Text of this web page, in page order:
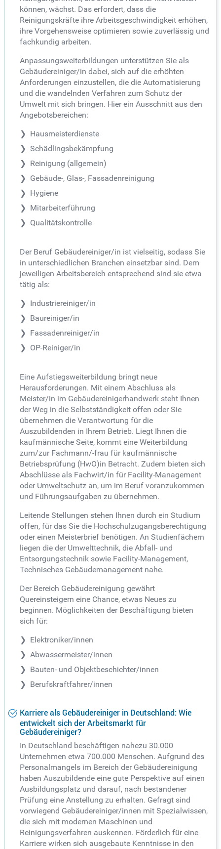
können, wächst. Das erfordert, dass die
Reinigungskräfte ihre Arbeitsgeschwindigkeit erhöhen,
ihre Vorgehensweise optimieren sowie zuverlässig und
fachkundig arbeiten.
Anpassungsweiterbildungen unterstützen Sie als
Gebäudereiniger/in dabei, sich auf die erhöhten
Anforderungen einzustellen, die die Automatisierung
und die wandelnden Verfahren zum Schutz der
Umwelt mit sich bringen. Hier ein Ausschnitt aus den
Angebotsbereichen:
Hausmeisterdienste
Schädlingsbekämpfung
Reinigung (allgemein)
Gebäude-, Glas-, Fassadenreinigung
Hygiene
Mitarbeiterführung
Qualitätskontrolle
Der Beruf Gebäudereiniger/in ist vielseitig, sodass Sie
in unterschiedlichen Branchen einsetzbar sind. Dem
jeweiligen Arbeitsbereich entsprechend sind sie etwa
tätig als:
Industriereiniger/in
Baureiniger/in
Fassadenreiniger/in
OP-Reiniger/in
Eine Aufstiegsweiterbildung bringt neue
Herausforderungen. Mit einem Abschluss als
Meister/in im Gebäudereinigerhandwerk steht Ihnen
der Weg in die Selbstständigkeit offen oder Sie
übernehmen die Verantwortung für die
Auszubildenden in Ihrem Betrieb. Liegt Ihnen die
kaufmännische Seite, kommt eine Weiterbildung
zum/zur Fachmann/-frau für kaufmännische
Betriebsprüfung (HwO)in Betracht. Zudem bieten sich
Abschlüsse als Fachwirt/in für Facility-Management
oder Umweltschutz an, um im Beruf voranzukommen
und Führungsaufgaben zu übernehmen.
Leitende Stellungen stehen Ihnen durch ein Studium
offen, für das Sie die Hochschulzugangsberechtigung
oder einen Meisterbrief benötigen. An Studienfächern
liegen die der Umwelttechnik, die Abfall- und
Entsorgungstechnik sowie Facility-Management,
Technisches Gebäudemanagement nahe.
Der Bereich Gebäudereinigung gewährt
Quereinsteigern eine Chance, etwas Neues zu
beginnen. Möglichkeiten der Beschäftigung bieten
sich für:
Elektroniker/innen
Abwassermeister/innen
Bauten- und Objektbeschichter/innen
Berufskraftfahrer/innen
Karriere als Gebäudereiniger in Deutschland: Wie
entwickelt sich der Arbeitsmarkt für
Gebäudereiniger?
In Deutschland beschäftigen nahezu 30.000
Unternehmen etwa 700.000 Menschen. Aufgrund des
Personalmangels im Bereich der Gebäudereinigung
haben Auszubildende eine gute Perspektive auf einen
Ausbildungsplatz und darauf, nach bestandener
Prüfung eine Anstellung zu erhalten. Gefragt sind
vorwiegend Gebäudereiniger/innen mit Spezialwissen,
die sich mit modernen Maschinen und
Reinigungsverfahren auskennen. Förderlich für eine
Karriere wirken sich ausgebaute Kenntnisse in den